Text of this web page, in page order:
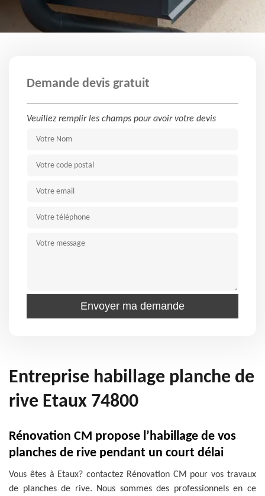
Demande devis gratuit
Veuillez remplir les champs pour avoir votre devis
Entreprise habillage planche de
rive Etaux 74800
Rénovation CM propose l’habillage de vos
planches de rive pendant un court délai
Vous êtes à Etaux? contactez Rénovation CM pour vos travaux
de planches de rive. Nous sommes des professionnels en ce